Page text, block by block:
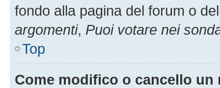
fondo alla pagina del forum o
argomenti, Puoi votare nei
Top
Come modifico o cancello un